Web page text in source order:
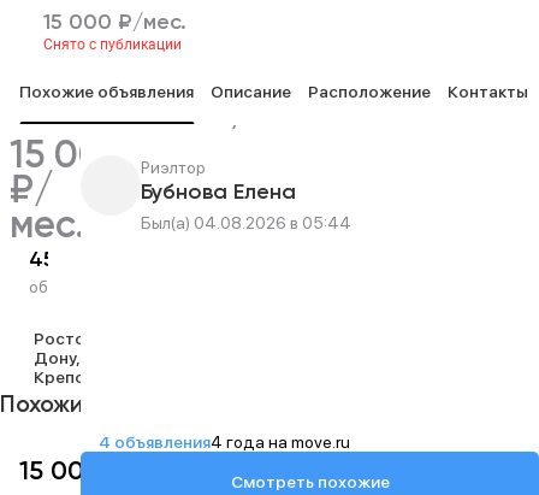
15 000 ₽/мес.
Снято с публикации
Похожие объявления Описание Расположение Контакты
15 000
₽/
мес.
45 м
общая
Ростов-на-
Дону
Крепостной
Похожие объявления
15 000 ₽/мес.
15 000 ₽/мес.
Был(а) 04.08.2026 в 05:44
Бубнова Елена
Риэлтор
4 объявления4 года на move.ru
Смотреть похожие